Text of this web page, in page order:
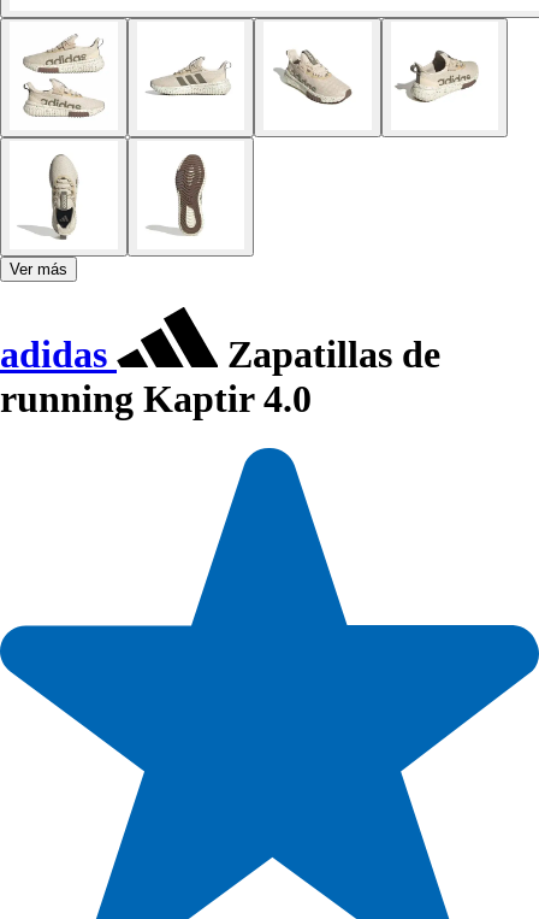
Ver más
adidas
Zapatillas de
running Kaptir 4.0